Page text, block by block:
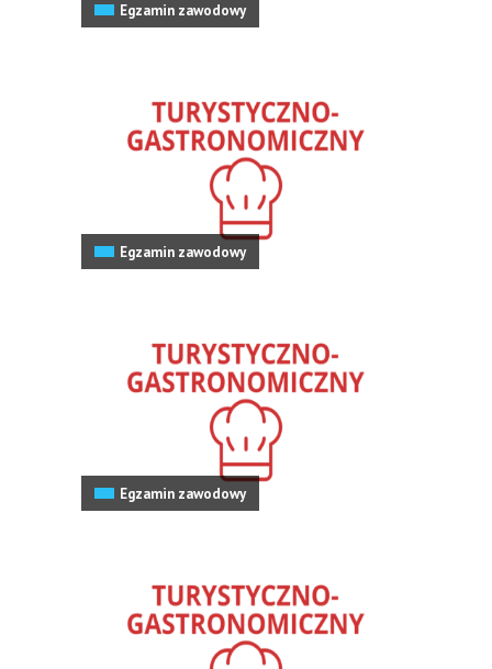
Egzamin zawodowy
Egzamin zawodowy
Egzamin zawodowy